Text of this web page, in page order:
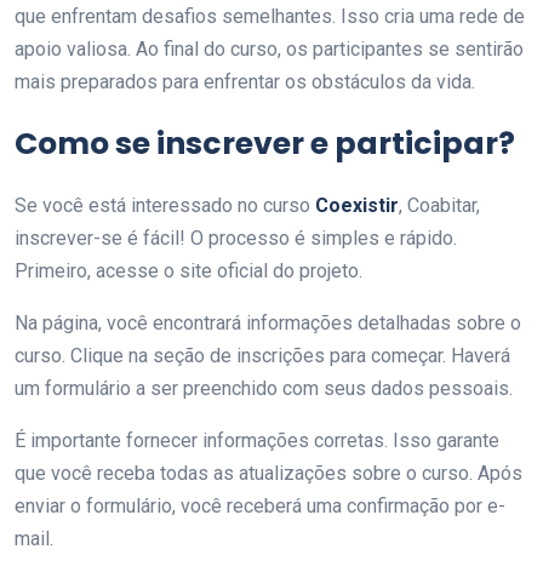
que enfrentam desafios semelhantes. Isso cria uma rede de
apoio valiosa. Ao final do curso, os participantes se sentirão
mais preparados para enfrentar os obstáculos da vida.
Como se inscrever e participar?
Se você está interessado no curso Coexistir, Coabitar,
inscrever-se é fácil! O processo é simples e rápido.
Primeiro, acesse o site oficial do projeto.
Na página, você encontrará informações detalhadas sobre o
curso. Clique na seção de inscrições para começar. Haverá
um formulário a ser preenchido com seus dados pessoais.
É importante fornecer informações corretas. Isso garante
que você receba todas as atualizações sobre o curso. Após
enviar o formulário, você receberá uma confirmação por e-
mail.